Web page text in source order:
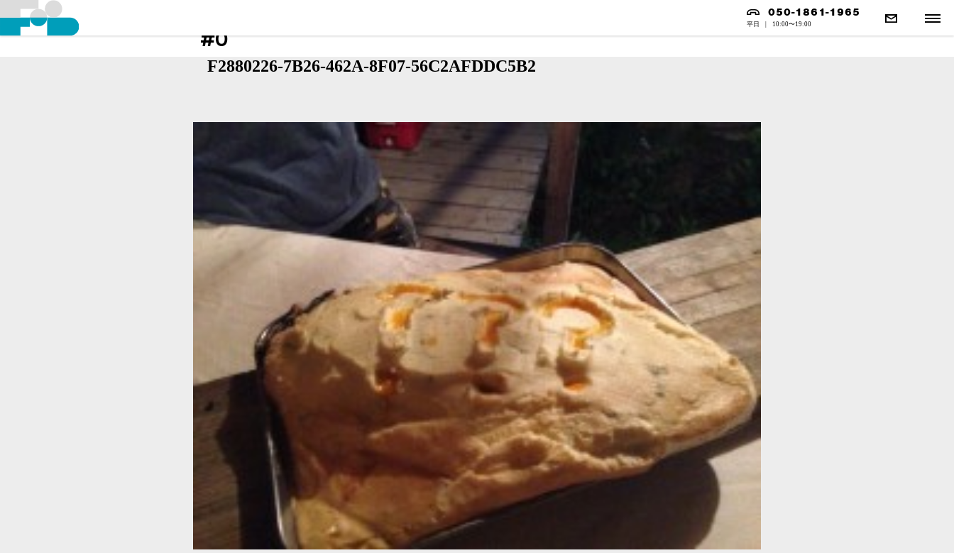
050-1861-1965
平日 10:00〜19:00
#0
F2880226-7B26-462A-8F07-56C2AFDDC5B2